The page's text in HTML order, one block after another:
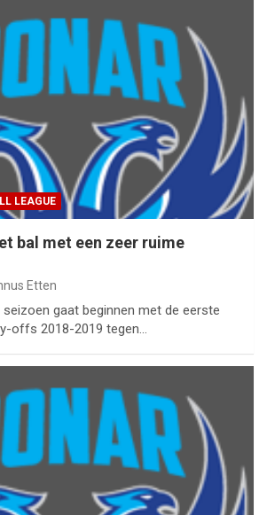
LEAGUE
bal met een zeer ruime
Etten
gaat beginnen met de eerste
offs 2018-2019 tegen…